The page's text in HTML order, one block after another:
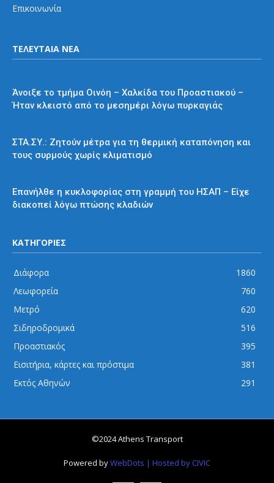
Επικοινωνία
ΤΕΛΕΥΤΑΙΑ ΝΕΑ
Άνοιξε το τμήμα Οινόη – Χαλκίδα του Προαστιακού –
Ήταν κλειστό από το μεσημέρι λόγω πυρκαγιάς
ΣΤΑ.ΣΥ.: Ζητούν μέτρα για τη θερμική καταπόνηση και
τους συρμούς χωρίς κλιματισμό
Επανήλθε η κυκλοφορίας στη γραμμή του ΗΣΑΠ – Είχε
διακοπεί λόγω πτώσης κλαδιών
ΚΑΤΗΓΟΡΙΕΣ
Διάφορα
1860
Λεωφορεία
760
Μετρό
620
Σιδηροδρομικά
516
Προαστιακός
395
Εισιτήρια, κάρτες και πρόστιμα
381
Εκτός Αθηνών
291
©2024 Athens Transport
Powered byWebDots | Hosted by CIVIC